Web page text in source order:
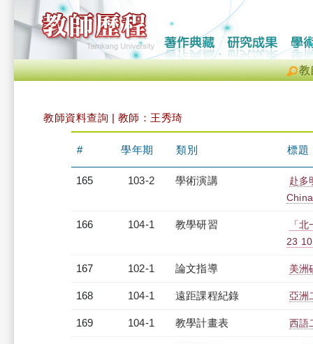
教
教師資料查詢 | 教師：王秀琦
# 學年期 類別 標題
165 103-2 學術演講
赴多
166 104-1 教學研習
「
23
167 102-1 論文指導 美洲
168 104-1 遠距課程紀錄 亞洲
169 104-1 教學計畫表 西語